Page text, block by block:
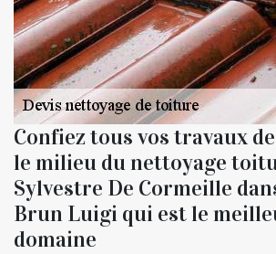
Confiez tous vos travaux
le milieu du nettoyage
Sylvestre De Cormeille
Brun Luigi qui est le
domaine